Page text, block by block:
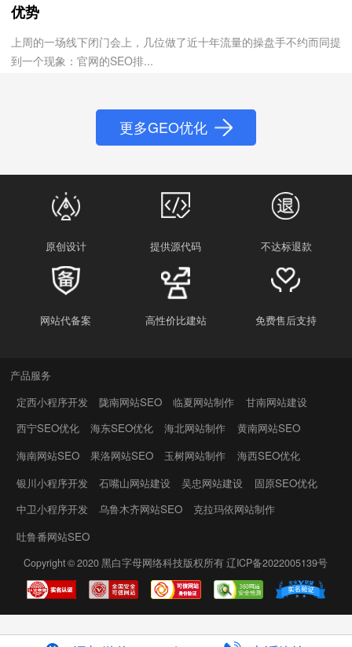
优势
上周的一场线下闭门会上，几位做了近十年流量的操盘手不约而同提
到一个现象：官网的SEO排...
更多GEO优化
原创设计 提供源代码 不达标退款
网站代备案 高性价比建站 免费售后支持
产品服务
定西小程序开发
陇南网站SEO 临夏网站制作
甘南网站建设
西宁SEO优化
海东SEO优化 海北网站制作
黄南网站SEO
海南网站SEO
果洛网站SEO 玉树网站制作
海西SEO优化
银川小程序开发
石嘴山网站建设 吴忠网站建设
固原SEO优化
中卫小程序开发
乌鲁木齐网站SEO
克拉玛依网站制作
吐鲁番网站SEO
Copyright © 2020黑白字母网络科技版权所有辽ICP备2022005139号